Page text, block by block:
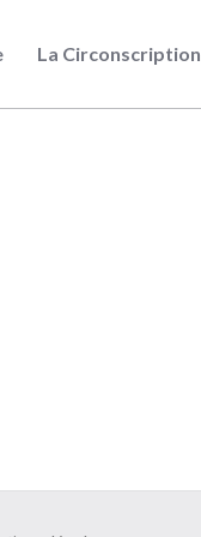
La Circonscription